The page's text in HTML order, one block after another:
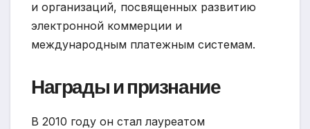
и организаций, посвященных развитию
электронной коммерции и
международным платежным системам.
Награды и признание
В 2010 году он стал лауреатом